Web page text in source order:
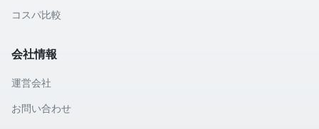
コスパ比較
会社情報
運営会社
お問い合わせ